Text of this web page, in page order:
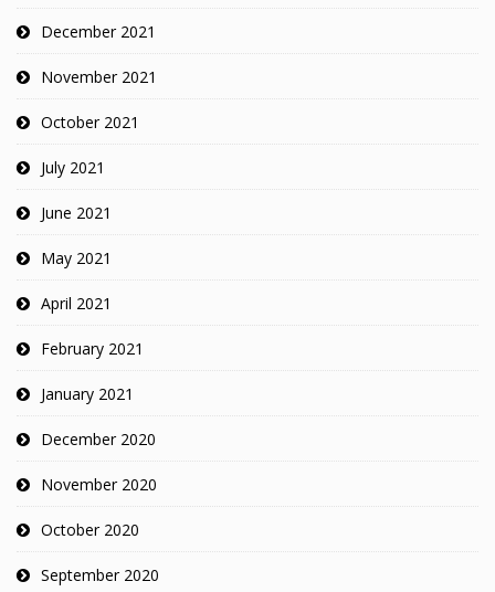
December 2021
November 2021
October 2021
July 2021
June 2021
May 2021
April 2021
February 2021
January 2021
December 2020
November 2020
October 2020
September 2020